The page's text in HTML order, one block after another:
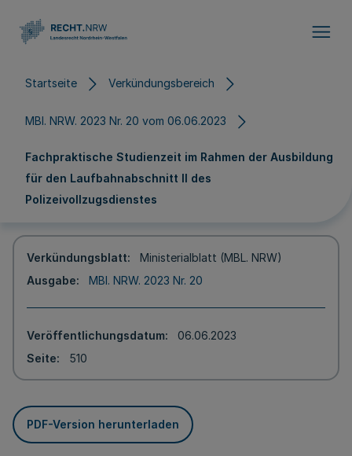
Startseite Verkündungsbereich
MBl. NRW. 2023 Nr. 20 vom 06.06.2023
Fachpraktische Studienzeit im Rahmen der Ausbildung
für den Laufbahnabschnitt II des
Polizeivollzugsdienstes
Verkündungsblatt
Ministerialblatt (MBL. NRW)
Ausgabe
MBl. NRW. 2023 Nr. 20
Veröffentlichungsdatum
06.06.2023
Seite
510
PDF-Version herunterladen